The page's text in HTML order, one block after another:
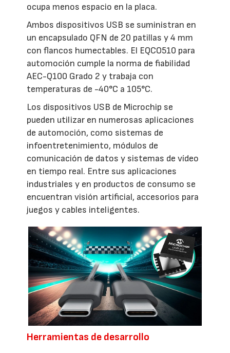
ocupa menos espacio en la placa.
Ambos dispositivos USB se suministran en
un encapsulado QFN de 20 patillas y 4 mm
con flancos humectables. El EQCO510 para
automoción cumple la norma de fiabilidad
AEC-Q100 Grado 2 y trabaja con
temperaturas de -40°C a 105°C.
Los dispositivos USB de Microchip se
pueden utilizar en numerosas aplicaciones
de automoción, como sistemas de
infoentretenimiento, módulos de
comunicación de datos y sistemas de vídeo
en tiempo real. Entre sus aplicaciones
industriales y en productos de consumo se
encuentran visión artificial, accesorios para
juegos y cables inteligentes.
Herramientas de desarrollo